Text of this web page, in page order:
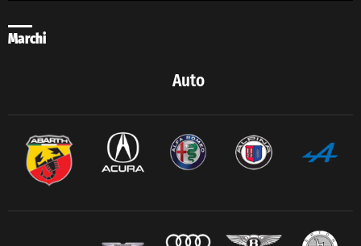
Marchi
Auto